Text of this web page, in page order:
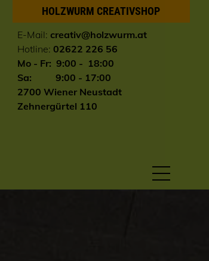
HOLZWURM CREATIVSHOP
E-Mail: creativ@holzwurm.at
Hotline: 02622 226 56
Mo - Fr: 9:00 - 18:00
Sa: 9:00 - 17:00
2700 Wiener Neustadt
Zehnergürtel 110